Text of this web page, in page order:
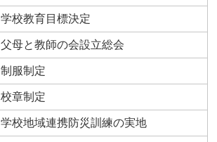
学校教育目標決定
父母と教師の会設立総会
制服制定
校章制定
学校地域連携防災訓練の実地